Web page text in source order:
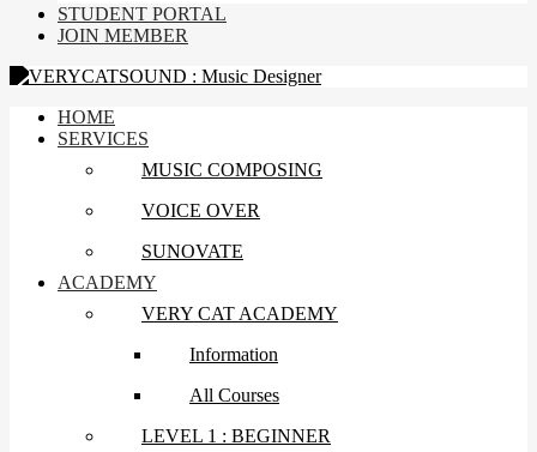
STUDENT PORTAL
JOIN MEMBER
HOME
SERVICES
MUSIC COMPOSING
VOICE OVER
SUNOVATE
ACADEMY
VERY CAT ACADEMY
Information
All Courses
LEVEL 1 : BEGINNER